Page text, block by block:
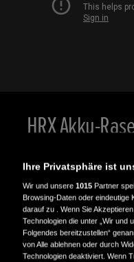
HRX Akku-
Dank seiner
Drive, Leise-Modus und
Akku-Rasenmäher den
Ihre Privatsphäre ist
Wir und unsere1015 Partner
Browsing-Daten oder eindeutige
darauf zu . Wenn Sie
Technologien die unter „Wir und
Folgendes bereitzustellen“
von Alle ablehnen oder durch
Technologien deaktiviert. Wenn